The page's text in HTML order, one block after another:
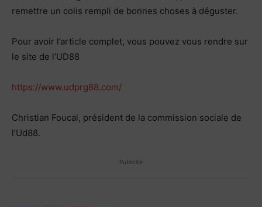
remettre un colis rempli de bonnes choses à déguster.
Pour avoir l’article complet, vous pouvez vous rendre sur
le site de l’UD88
https://www.udprg88.com/
Christian Foucal, président de la commission sociale de
l’Ud88.
Publicité